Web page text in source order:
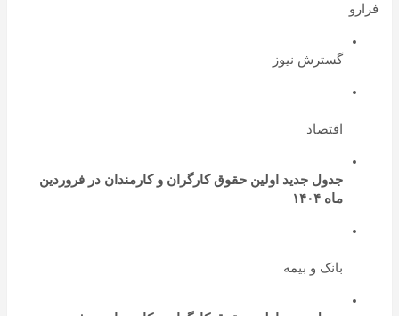
فرارو
گسترش نیوز
اقتصاد
جدول جدید اولین حقوق کارگران و کارمندان در فروردین
ماه ۱۴۰۴
بانک و بیمه